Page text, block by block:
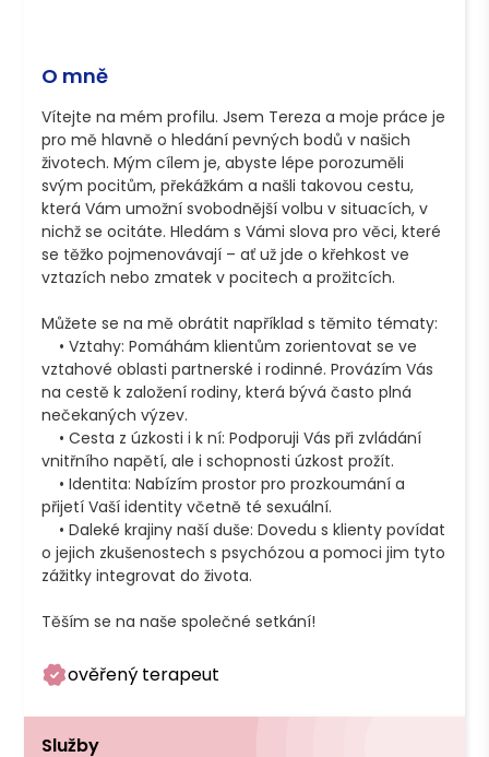
O mně
Vítejte na mém profilu. Jsem Tereza a moje práce je
pro mě hlavně o hledání pevných bodů v našich
životech. Mým cílem je, abyste lépe porozuměli
svým pocitům, překážkám a našli takovou cestu,
která Vám umožní svobodnější volbu v situacích, v
nichž se ocitáte. Hledám s Vámi slova pro věci, které
se těžko pojmenovávají – ať už jde o křehkost ve
vztazích nebo zmatek v pocitech a prožitcích.
Můžete se na mě obrátit například s těmito tématy:
vztahové oblasti partnerské i rodinné. Provázím Vás
na cestě k založení rodiny, která bývá často plná
nečekaných výzev.
vnitřního napětí, ale i schopnosti úzkost prožít.
přijetí Vaší identity včetně té sexuální.
o jejich zkušenostech s psychózou a pomoci jim tyto
zážitky integrovat do života.
Těším se na naše společné setkání!
ověřený terapeut
Služby